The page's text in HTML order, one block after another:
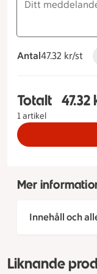
Antal
47.32 kronor styck
47.32 kr/st
Totalt
1 artikel
Totalt
47.32
Mer
Innehåll och
Liknande